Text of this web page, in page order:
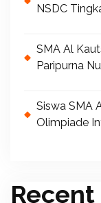
NSDC
SMA Al
Paripurna
Siswa SMA
Olimpiade